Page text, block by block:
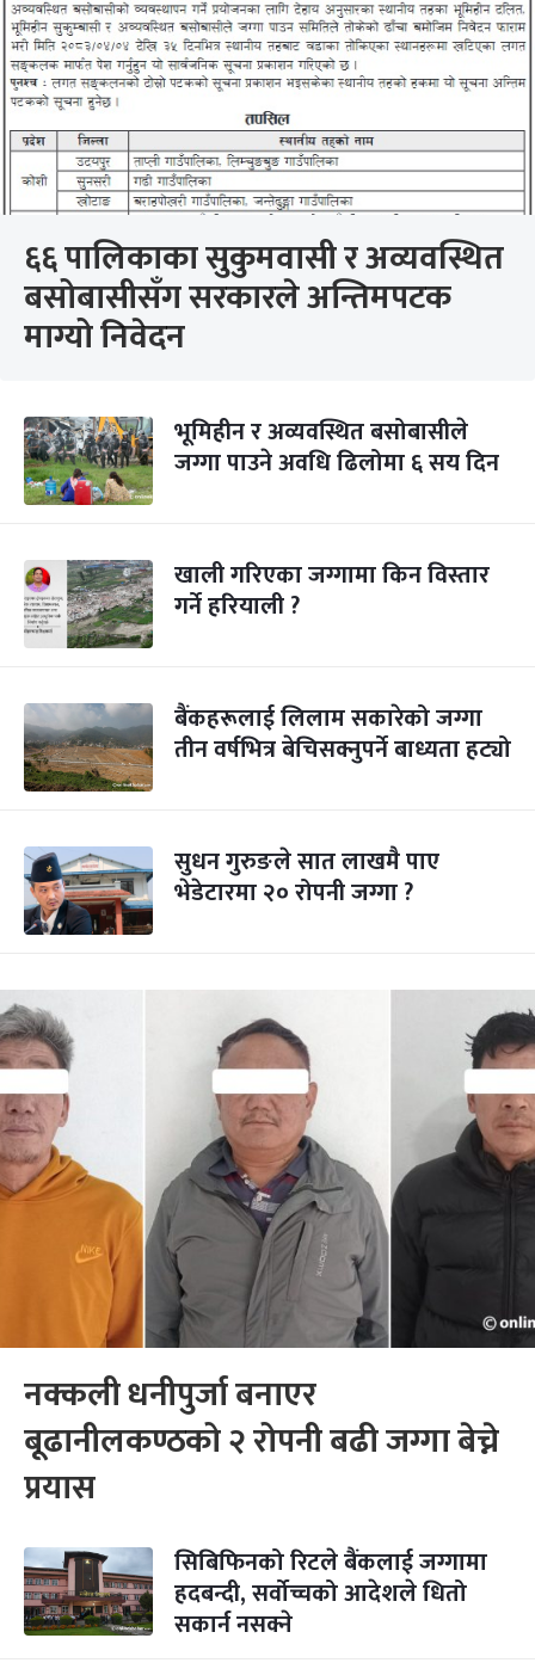
६६ पालिकाका सुकुमवासी र अव्यवस्थित
बसोबासीसँग सरकारले अन्तिमपटक
माग्यो निवेदन
भूमिहीन र अव्यवस्थित बसोबासीले
जग्गा पाउने अवधि ढिलोमा ६ सय दिन
खाली गरिएका जग्गामा किन विस्तार
गर्ने हरियाली ?
बैंकहरूलाई लिलाम सकारेको जग्गा
तीन वर्षभित्र बेचिसक्नुपर्ने बाध्यता हट्यो
सुधन गुरुङले सात लाखमै पाए
भेडेटारमा २० रोपनी जग्गा ?
नक्कली धनीपुर्जा बनाएर
बूढानीलकण्ठको २ रोपनी बढी जग्गा बेच्ने
प्रयास
सिबिफिनको रिटले बैंकलाई जग्गामा
हदबन्दी, सर्वोच्चको आदेशले धितो
सकार्न नसक्ने